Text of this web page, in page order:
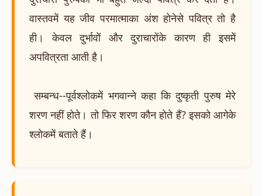
वास्तवमें यह जीव परमात्माका अंश होनेसे पवित्र तो है
ही। केवल दुर्भावों और दुराचारोंके कारण ही इसमें
अपवित्रता आती है।
सम्बन्ध--पूर्वश्लोकमें भगवान्ने कहा कि दुष्कृती पुरुष मेरे
शरण नहीं होते। तो फिर शरण कौन होते हैं? इसको आगेके
श्लोकमें बताते हैं।